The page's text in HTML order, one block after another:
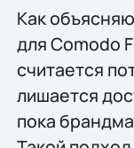
Как
для Comodo
считается
лишается
пока